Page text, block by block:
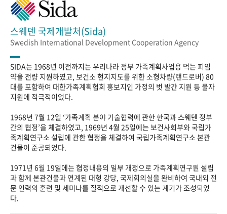
정책과 연구 키워드로 보는 연구 역사
간행물 변천사
기록물 아카이브
사진 아카이브 문서 기록물 행정박물 영상 기록물
성과 50선 숫자로 보는 50년 50+1주년 광장
세계와 함께 한 KIHASA
VR 역사관
스웨덴 국제개발처(Sida)
Swedish International Development Cooperation Agency
SIDA는 1968년 이전까지는 우리나라 정부 가족계획사업용 먹는 피임
약을 전량 지원하였고, 보건소 현지지도를 위한 소형차량(랜드로버) 80
대를 포함하여 대한가족계획협회 홍보지인 가정의 벗 발간 지원 등 물자
지원에 적극적이었다.
1968년 7월 12일 ‘가족계획 분야 기술협력에 관한 한국과 스웨덴 정부
간의 협정’을 체결하였고, 1969년 4월 25일에는 보건사회부와 국립가
족계획연구소 설립에 관한 협정을 체결하여 국립가족계획연구소 본관
건물이 준공되었다.
1971년 6월 19일에는 협정내용의 일부 개정으로 가족계획연구원 설립
과 함께 본관건물과 연계된 대형 강당, 국제회의실을 완비하여 국내외 전
문 인력의 훈련 및 세미나를 질적으로 개선할 수 있는 계기가 조성되었
다.